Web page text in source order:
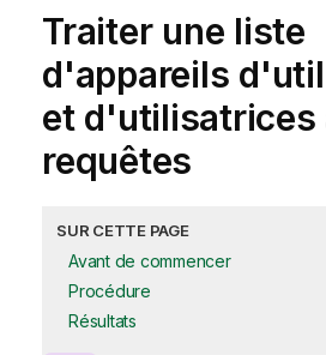
Traiter une liste
d'appareils
et d'utilisatrices
requêtes
SUR CETTE PAGE
Avant de commencer
Procédure
Résultats